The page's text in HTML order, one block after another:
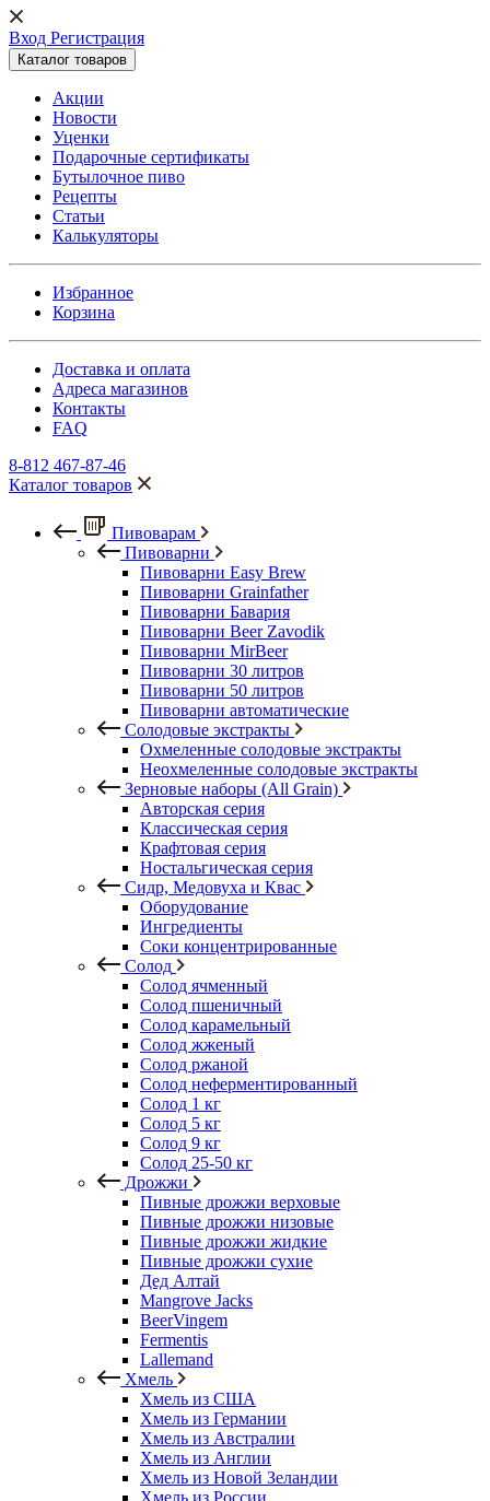
Вход Регистрация
Каталог товаров
Акции
Новости
Уценки
Подарочные сертификаты
Бутылочное пиво
Рецепты
Статьи
Калькуляторы
Избранное
Корзина
Доставка и оплата
Адреса магазинов
Контакты
FAQ
8-812 467-87-46
Каталог товаров
Пивоварам
Пивоварни
Пивоварни Easy Brew
Пивоварни Grainfather
Пивоварни Бавария
Пивоварни Beer Zavodik
Пивоварни MirBeer
Пивоварни 30 литров
Пивоварни 50 литров
Пивоварни автоматические
Солодовые экстракты
Охмеленные солодовые экстракты
Неохмеленные солодовые экстракты
Зерновые наборы (All Grain)
Авторская серия
Классическая серия
Крафтовая серия
Ностальгическая серия
Сидр, Медовуха и Квас
Оборудование
Ингредиенты
Соки концентрированные
Солод
Солод ячменный
Солод пшеничный
Солод карамельный
Солод жженый
Солод ржаной
Солод неферментированный
Солод 1 кг
Солод 5 кг
Солод 9 кг
Солод 25-50 кг
Дрожжи
Пивные дрожжи верховые
Пивные дрожжи низовые
Пивные дрожжи жидкие
Пивные дрожжи сухие
Дед Алтай
Mangrove Jacks
BeerVingem
Fermentis
Lallemand
Хмель
Хмель из США
Хмель из Германии
Хмель из Австралии
Хмель из Англии
Хмель из Новой Зеландии
Хмель из России